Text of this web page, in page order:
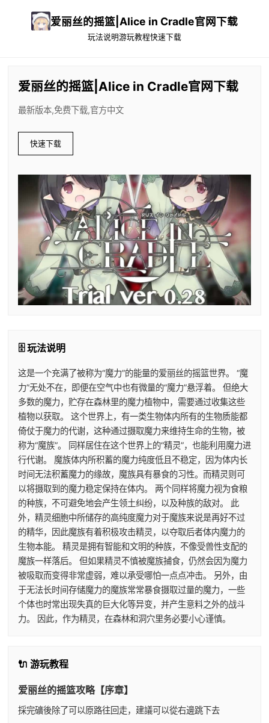
爱丽丝的摇篮|Alice in Cradle官网下载
玩法说明游玩教程快速下载
爱丽丝的摇篮|Alice in Cradle官网下载
最新版本,免费下载,官方中文
快速下载
🗄️ 玩法说明
这是一个充满了被称为“魔力”的能量的爱丽丝的摇篮世界。 “魔
力”无处不在，即便在空气中也有微量的“魔力”悬浮着。 但绝大
多数的魔力，贮存在森林里的魔力植物中，需要通过收集这些
植物以获取。 这个世界上，有一类生物体内所有的生物质能都
倚仗于魔力的代谢，这种通过摄取魔力来维持生命的生物，被
称为“魔族”。 同样居住在这个世界上的“精灵”，也能利用魔力进
行代谢。 魔族体内所积蓄的魔力纯度低且不稳定，因为体内长
时间无法积蓄魔力的缘故，魔族具有暴食的习性。而精灵则可
以将摄取到的魔力稳定保持在体内。 两个同样将魔力视为食粮
的种族，不可避免地会产生领土纠纷，以及种族的敌对。 此
外，精灵细胞中所储存的高纯度魔力对于魔族来说是再好不过
的精华，因此魔族有着积极攻击精灵，以夺取后者体内魔力的
生物本能。 精灵是拥有智能和文明的种族，不像受兽性支配的
魔族一样落后。 但如果精灵不慎被魔族捕食，仍然会因为魔力
被吸取而变得非常虚弱，难以承受哪怕一点点冲击。 另外，由
于无法长时间存储魔力的魔族常常暴食摄取过量的魔力，一些
个体也时常出现失真的巨大化等异变，并产生意料之外的战斗
力。 因此，作为精灵，在森林和洞穴里务必要小心谨慎。
🔌 游玩教程
爱丽丝的摇篮攻略【序章】
採完礦後除了可以原路往回走，建議可以從右邊跳下去